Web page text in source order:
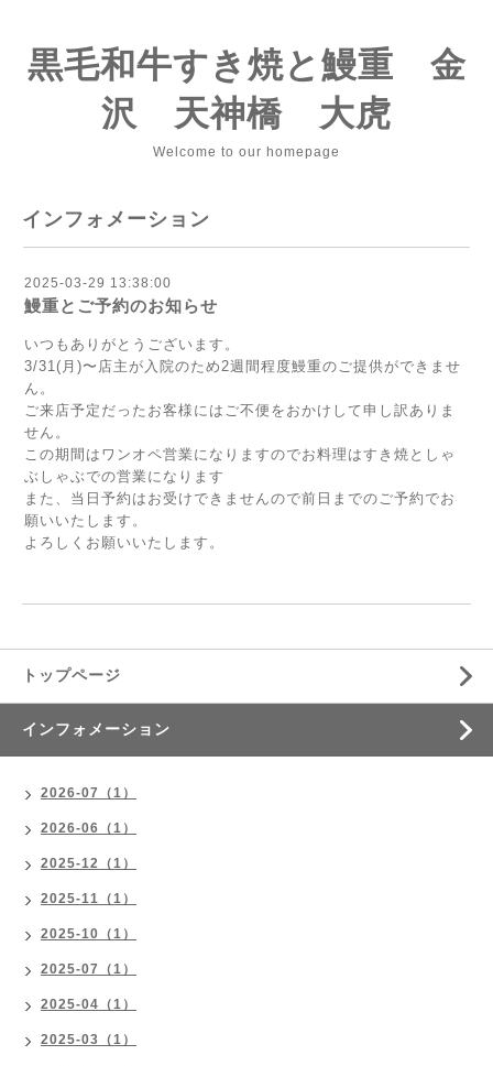
黒毛和牛すき焼と鰻重 金
沢 天神橋 大虎
Welcome to our homepage
インフォメーション
2025-03-29 13:38:00
鰻重とご予約のお知らせ
いつもありがとうございます。
3/31(月)〜店主が入院のため2週間程度鰻重のご提供ができませ
ん。
ご来店予定だったお客様にはご不便をおかけして申し訳ありま
せん。
この期間はワンオペ営業になりますのでお料理はすき焼としゃ
ぶしゃぶでの営業になります
また、当日予約はお受けできませんので前日までのご予約でお
願いいたします。
よろしくお願いいたします。
トップページ
インフォメーション
2026-07（1）
2026-06（1）
2025-12（1）
2025-11（1）
2025-10（1）
2025-07（1）
2025-04（1）
2025-03（1）